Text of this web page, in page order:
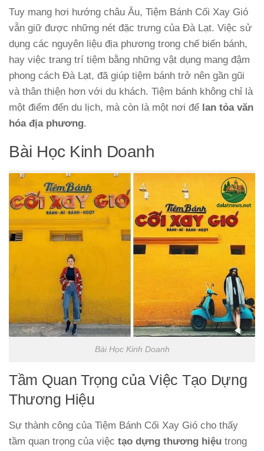
Tuy mang hơi hướng châu Âu, Tiệm Bánh Cối Xay Gió
vẫn giữ được những nét đặc trưng của Đà Lạt. Việc sử
dụng các nguyên liệu địa phương trong chế biến bánh,
hay việc trang trí tiệm bằng những vật dụng mang đậm
phong cách Đà Lạt, đã giúp tiệm bánh trở nên gần gũi
và thân thiện hơn với du khách. Tiệm bánh không chỉ là
một điểm đến du lịch, mà còn là một nơi để lan tỏa văn
hóa địa phương.
Bài Học Kinh Doanh
Bài Học Kinh Doanh
Tầm Quan Trọng của Việc Tạo Dựng
Thương Hiệu
Sự thành công của Tiệm Bánh Cối Xay Gió cho thấy
tầm quan trọng của việc tạo dựng thương hiệu trong